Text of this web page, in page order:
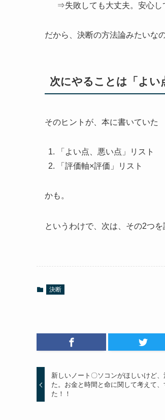
⇒失敗しても大丈夫。安心し
だから、決断の方法論みたいな
次にやることは「よい
そのヒントが、本に書いていた
「よい点、悪い点」リスト
「評価軸×評価」リスト
かも。
というわけで、次は、その2つを
決断
新しいノート〇ソコンがほしいけど
た。お金と時間と命に関して考えて
た！！